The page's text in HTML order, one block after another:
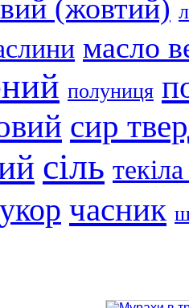
(жовтий)
масло
полуниця
сир
сіль
часник